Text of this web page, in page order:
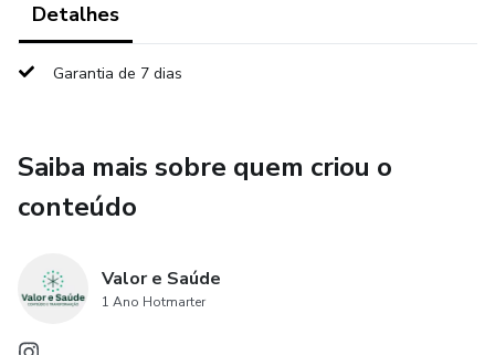
otimizar o Custo de Aquisição de Clientes (CAC) –
✅ Como criar um ecossistema digital eficiente, garantindo
interoperabilidade, confiança e integração de serviços.
🎯 Por que este curso é essencial para você?
Detalhes
Garantia de 7 dias
Saiba mais sobre quem criou o
conteúdo
Valor e Saúde
1 Ano Hotmarter